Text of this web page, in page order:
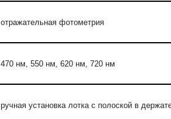
отражательная фотометрия
470 нм, 550 нм, 620 нм, 720 нм
ручная установка лотка с полоской в